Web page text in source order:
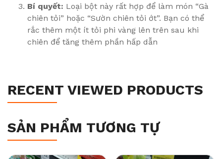
Bí quyết: Loại bột này rất hợp để làm món “Gà
chiên tỏi” hoặc “Sườn chiên tỏi ớt”. Bạn có thể
rắc thêm một ít tỏi phi vàng lên trên sau khi
chiên để tăng thêm phần hấp dẫn
RECENT VIEWED PRODUCTS
SẢN PHẨM TƯƠNG TỰ